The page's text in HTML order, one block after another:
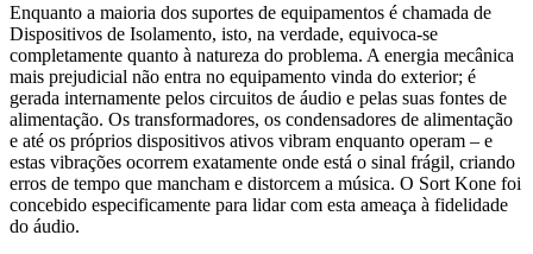
Enquanto a maioria dos suportes de equipamentos é chamada de
Dispositivos de Isolamento, isto, na verdade, equivoca-se
completamente quanto à natureza do problema. A energia mecânica
mais prejudicial não entra no equipamento vinda do exterior; é
gerada internamente pelos circuitos de áudio e pelas suas fontes de
alimentação. Os transformadores, os condensadores de alimentação
e até os próprios dispositivos ativos vibram enquanto operam – e
estas vibrações ocorrem exatamente onde está o sinal frágil, criando
erros de tempo que mancham e distorcem a música. O Sort Kone foi
concebido especificamente para lidar com esta ameaça à fidelidade
do áudio.